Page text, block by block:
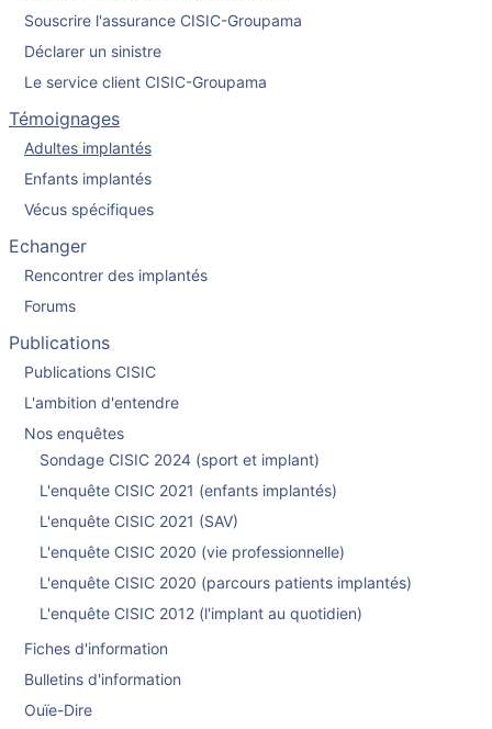
Souscrire l'assurance CISIC-Groupama
Déclarer un sinistre
Le service client CISIC-Groupama
Témoignages
Adultes implantés
Enfants implantés
Vécus spécifiques
Echanger
Rencontrer des implantés
Forums
Publications
Publications CISIC
L'ambition d'entendre
Nos enquêtes
Sondage CISIC 2024 (sport et implant)
L'enquête CISIC 2021 (enfants implantés)
L'enquête CISIC 2021 (SAV)
L'enquête CISIC 2020 (vie professionnelle)
L'enquête CISIC 2020 (parcours patients implantés)
L'enquête CISIC 2012 (l'implant au quotidien)
Fiches d'information
Bulletins d'information
Ouïe-Dire